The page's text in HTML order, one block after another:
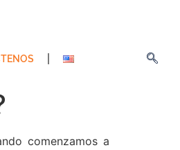
comenzamos a